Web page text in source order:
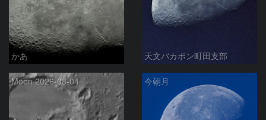
かあ 天文バカボン町田支部
Moon 2026-08-04 今朝月